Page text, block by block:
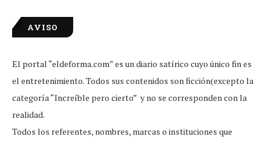
AVISO
El portal “eldeforma.com” es un diario satírico cuyo único fin es
el entretenimiento. Todos sus contenidos son ficción(excepto la
categoría “Increíble pero cierto” y no se corresponden con la
realidad.
Todos los referentes, nombres, marcas o instituciones que